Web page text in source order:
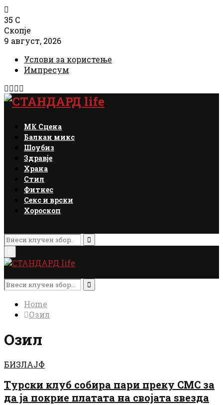
35 C
Скопје
9 август, 2026
Услови за користење
Импресум
Facebook
Instagram
Email
МК Сцена
Балкан микс
Шоубиз
Здравје
Храна
Стил
Фитнес
Секс и врски
Хороскоп
Search
for:
Search
Menu
Search
for:
Search
Home
Озил
Озил
БИЗЛАЈФ
Турски клуб собира пари преку СМС за
да ја покрие платата на својата ѕвезда